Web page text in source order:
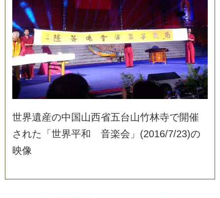
世界遺産の中 国山西省五台山竹林寺で開催
さ れた 「 世界平和 音楽会 」 (2016/7/23)の
映像